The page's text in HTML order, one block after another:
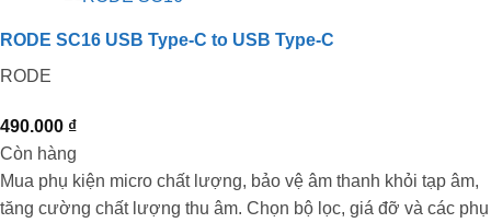
RODE SC16 USB Type-C to USB Type-C
RODE
490.000 ₫
Còn hàng
Mua phụ kiện micro chất lượng, bảo vệ âm thanh khỏi tạp âm,
tăng cường chất lượng thu âm. Chọn bộ lọc, giá đỡ và các phụ